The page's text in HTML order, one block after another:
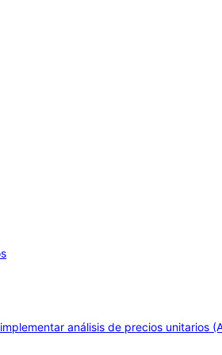
análisis de precios unitarios